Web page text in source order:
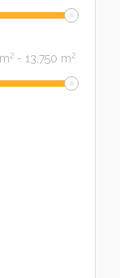
m2 - 13,750 m2